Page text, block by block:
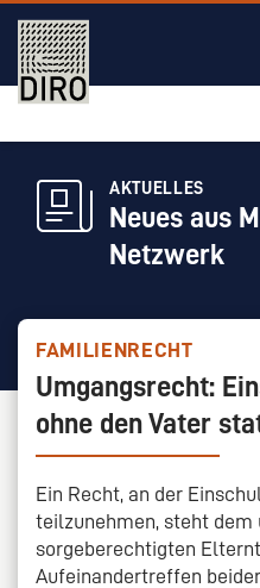
AKTUELLES
Neues aus
Netzwerk
FAMILIENRECHT
Umgangsrecht:
ohne den Vater
Ein Recht, an der
teilzunehmen, steht dem
sorgeberechtigten
Aufeinandertreffen